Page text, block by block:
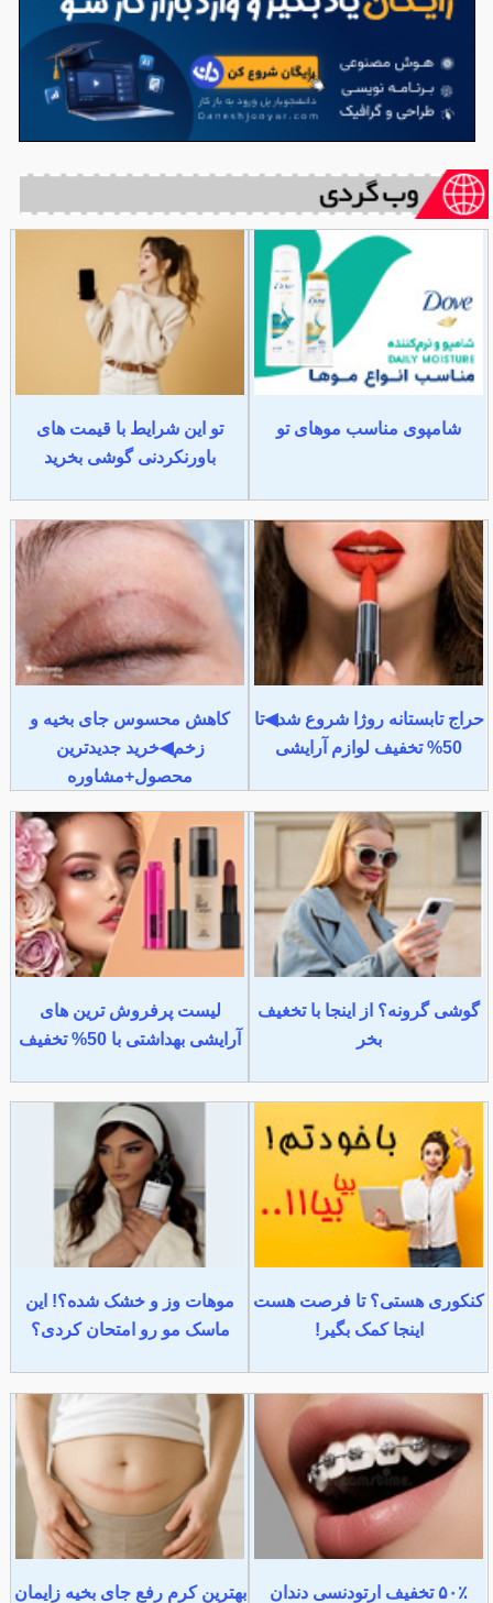
شامپوی مناسب موهای تو
تو این شرایط با قیمت های
باورنکردنی گوشی بخرید
حراج تابستانه روژا شروع شد◀تا
50% تخفیف لوازم آرایشی
کاهش محسوس جای بخیه و
زخم◀خرید جدیدترین
محصول+مشاوره
گوشی گرونه؟ از اینجا با تخغیف
بخر
لیست پرفروش ترین های
آرایشی بهداشتی با 50% تخفیف
کنکوری هستی؟ تا فرصت هست
اینجا کمک بگیر!
موهات وز و خشک شده؟! این
ماسک مو رو امتحان کردی؟
۵۰٪ تخفیف ارتودنسی دندان
بهترین کرم رفع جای بخیه زایمان